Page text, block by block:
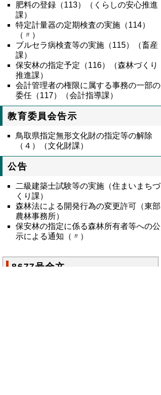
肥料の登録（113）（くらしの安心推進
課）
特定計量器の定期検査の実施（114）
（〃）
ブルセラ病検査等の実施（115）（畜産
課）
保安林の指定予定（116）（森林づくり
推進課）
会計管理者の権限に属する事務の一部の
委任（117）（会計指導課）
教育委員会告示
鳥取県指定無形文化財の指定等の解除
（４）（文化財課）
公告
二級建築士試験等の実施（住まいまちづ
くり課）
森林法による開発行為の変更許可（東部
農林事務所）
保安林の指定に係る森林所有者等への公
示による通知（〃）
8677号全文